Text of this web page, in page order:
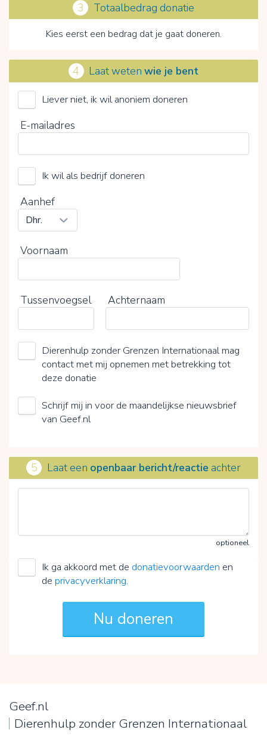
3 Totaalbedrag donatie
Kies eerst een bedrag dat je gaat doneren.
Dierenhulp zonder Grenzen Internationaal
Kies je vrijwillige bijdrage
0%
4 Laat wetenwie je bent
Liever niet, ik wil anoniem doneren
E-mailadres
Ik wil als bedrijf doneren
Aanhef
Voornaam
Tussenvoegsel Achternaam
Dierenhulp zonder Grenzen Internationaal mag
contact met mij opnemen met betrekking tot
deze donatie
Schrijf mij in voor de maandelijkse nieuwsbrief
van Geef.nl
5 Laat een openbaar bericht/reactie achter
optioneel
Ik ga akkoord met de donatievoorwaarden en
de privacyverklaring.
Geef.nl
Dierenhulp zonder Grenzen Internationaal